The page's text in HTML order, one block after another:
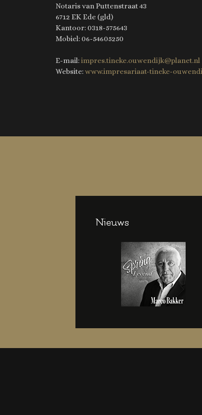
Notaris van Puttenstraat 43
6712 EK Ede (gld)
Kantoor: 0318-575643
Mobiel: 06-54605250
E-mail:impres.tineke.ouwendijk@planet.nl
Website:www.impresariaat-tineke-
Nieuws